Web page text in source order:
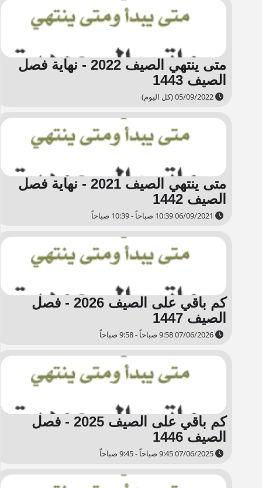
متى ينتهي الصيف 2022 - نهاية فصل
الصيف 1443
متى ينتهي الصيف 2021 - نهاية فصل
الصيف 1442
كم باقي على الصيف 2026 - فصل
الصيف 1447
كم باقي على الصيف 2025 - فصل
الصيف 1446